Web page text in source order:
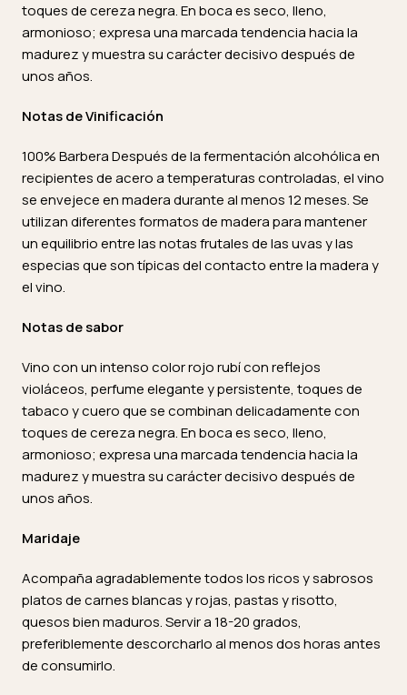
toques de cereza negra. En boca es seco, lleno,
armonioso; expresa una marcada tendencia hacia la
madurez y muestra su carácter decisivo después de
unos años.
Notas de Vinificación
100% Barbera Después de la fermentación alcohólica en
recipientes de acero a temperaturas controladas, el vino
se envejece en madera durante al menos 12 meses. Se
utilizan diferentes formatos de madera para mantener
un equilibrio entre las notas frutales de las uvas y las
especias que son típicas del contacto entre la madera y
el vino.
Notas de sabor
Vino con un intenso color rojo rubí con reflejos
violáceos, perfume elegante y persistente, toques de
tabaco y cuero que se combinan delicadamente con
toques de cereza negra. En boca es seco, lleno,
armonioso; expresa una marcada tendencia hacia la
madurez y muestra su carácter decisivo después de
unos años.
Maridaje
Acompaña agradablemente todos los ricos y sabrosos
platos de carnes blancas y rojas, pastas y risotto,
quesos bien maduros. Servir a 18-20 grados,
preferiblemente descorcharlo al menos dos horas antes
de consumirlo.